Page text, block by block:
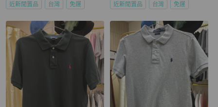
近新閒置品 台灣 免運 近新閒置品 台灣 免運